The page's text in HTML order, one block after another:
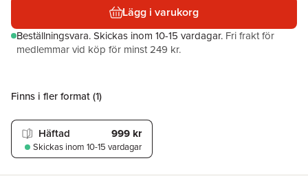
Lägg i varukorg
Beställningsvara.Skickas inom 10-15 vardagar. Fri frakt för
medlemmar vid köp för minst 249 kr.
Finns i fler format (1)
Häftad 999 kr
Skickas inom 10-15 vardagar